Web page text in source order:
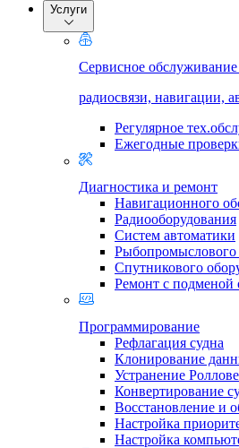
Услуги
Сервисное обслуживание
радиосвязи, навигации,
Регулярное
Ежегодные
Диагностика и ремонт
Навигационного
Радиооборудования
Систем автоматики
Рыбопромыслового
Спутникового
Ремонт с подменой
Программирование
Рефлагация судна
Клонирование
Устранение
Конвертирование
Восстановление и
Настройка
Настройка